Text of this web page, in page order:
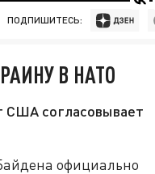
ПОДПИШИТЕСЬ:
В НАТО
США согласовывает
официально